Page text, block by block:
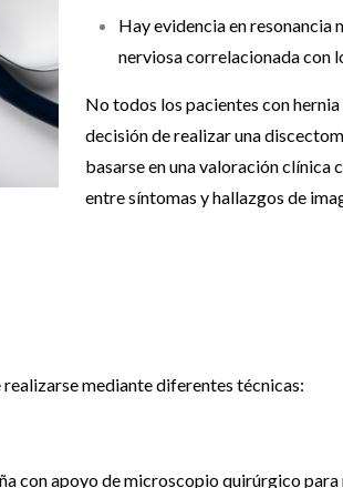
Hay evidencia en resonancia
nerviosa correlacionada con
No todos los pacientes con
decisión de realizar una
basarse en una valoración clínica
entre síntomas y hallazgos de
mediante diferentes técnicas:
con apoyo de microscopio quirúrgico